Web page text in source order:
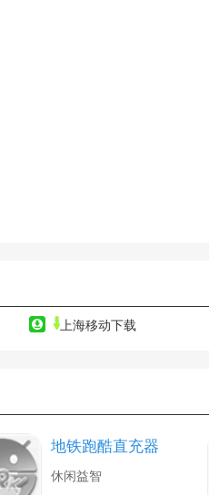
上海移动下载
地铁跑酷直充器
休闲益智